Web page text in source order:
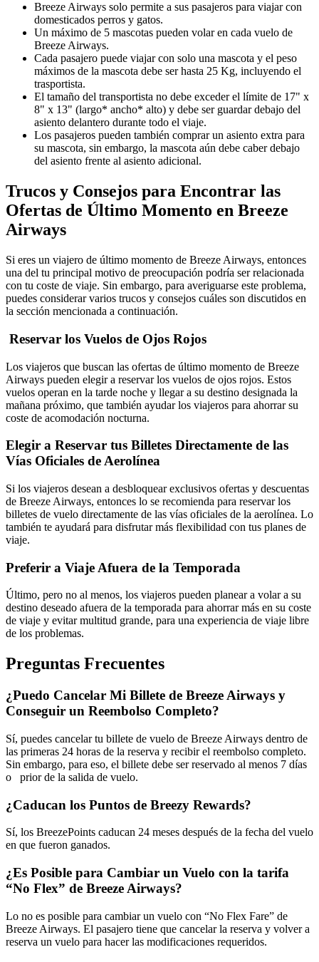
Breeze Airways solo permite a sus pasajeros para viajar con
domesticados perros y gatos.
Un máximo de 5 mascotas pueden volar en cada vuelo de
Breeze Airways.
Cada pasajero puede viajar con solo una mascota y el peso
máximos de la mascota debe ser hasta 25 Kg, incluyendo el
trasportista.
El tamaño del transportista no debe exceder el límite de 17" x
8" x 13" (largo* ancho* alto) y debe ser guardar debajo del
asiento delantero durante todo el viaje.
Los pasajeros pueden también comprar un asiento extra para
su mascota, sin embargo, la mascota aún debe caber debajo
del asiento frente al asiento adicional.
Trucos y Consejos para Encontrar las
Ofertas de Último Momento en Breeze
Airways
Si eres un viajero de último momento de Breeze Airways, entonces
una del tu principal motivo de preocupación podría ser relacionada
con tu coste de viaje. Sin embargo, para averiguarse este problema,
puedes considerar varios trucos y consejos cuáles son discutidos en
la sección mencionada a continuación.
Reservar los Vuelos de Ojos Rojos
Los viajeros que buscan las ofertas de último momento de Breeze
Airways pueden elegir a reservar los vuelos de ojos rojos. Estos
vuelos operan en la tarde noche y llegar a su destino designada la
mañana próximo, que también ayudar los viajeros para ahorrar su
coste de acomodación nocturna.
Elegir a Reservar tus Billetes Directamente de las
Vías Oficiales de Aerolínea
Si los viajeros desean a desbloquear exclusivos ofertas y descuentas
de Breeze Airways, entonces lo se recomienda para reservar los
billetes de vuelo directamente de las vías oficiales de la aerolínea. Lo
también te ayudará para disfrutar más flexibilidad con tus planes de
viaje.
Preferir a Viaje Afuera de la Temporada
Último, pero no al menos, los viajeros pueden planear a volar a su
destino deseado afuera de la temporada para ahorrar más en su coste
de viaje y evitar multitud grande, para una experiencia de viaje libre
de los problemas.
Preguntas Frecuentes
¿Puedo Cancelar Mi Billete de Breeze Airways y
Conseguir un Reembolso Completo?
Sí, puedes cancelar tu billete de vuelo de Breeze Airways dentro de
las primeras 24 horas de la reserva y recibir el reembolso completo.
Sin embargo, para eso, el billete debe ser reservado al menos 7 días
o prior de la salida de vuelo.
¿Caducan los Puntos de Breezy Rewards?
Sí, los BreezePoints caducan 24 meses después de la fecha del vuelo
en que fueron ganados.
¿Es Posible para Cambiar un Vuelo con la tarifa
“No Flex” de Breeze Airways?
Lo no es posible para cambiar un vuelo con “No Flex Fare” de
Breeze Airways. El pasajero tiene que cancelar la reserva y volver a
reserva un vuelo para hacer las modificaciones requeridos.